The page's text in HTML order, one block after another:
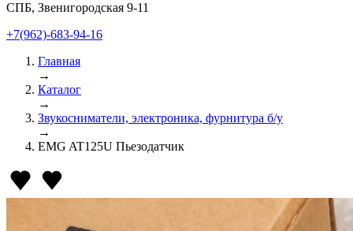
СПБ, Звенигородская 9-11
+7(962)-683-94-16
Главная
→
Каталог
→
Звукосниматели, электроника, фурнитура б/у
→
EMG AT125U Пьезодатчик